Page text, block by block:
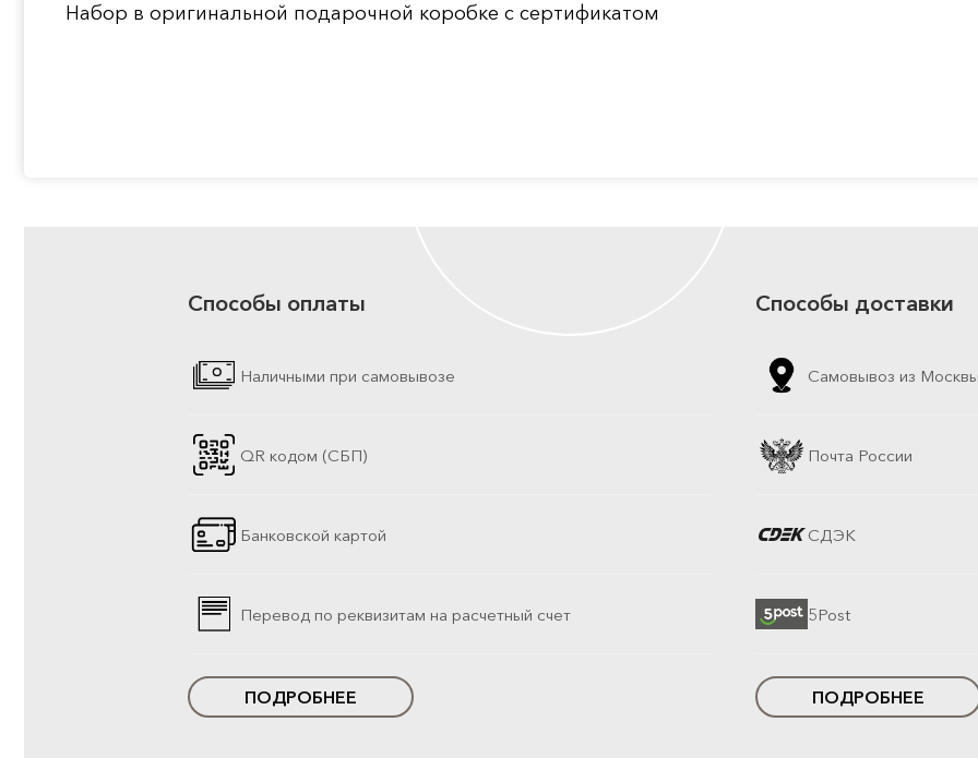
Набор в оригинальной подарочной коробке с сертификатом
Способы оплаты
Наличными при самовывозе
QR кодом (СБП)
Банковской картой
Перевод по реквизитам на расчетный счет
ПОДРОБНЕЕ
Способы доставки
Самовывоз из
Почта России
СДЭК
5Post
ПОДРОБНЕЕ